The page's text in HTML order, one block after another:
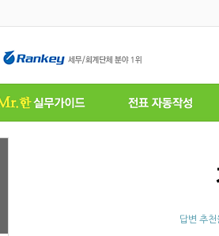
답변 추